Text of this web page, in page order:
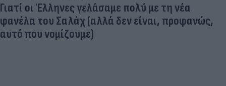
Γιατί οι Έλληνες γελάσαμε πολύ με τη νέα
φανέλα του Σαλάχ (αλλά δεν είναι, προφανώς,
αυτό που νομίζουμε)